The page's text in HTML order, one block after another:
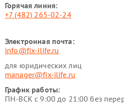
Горячая линия:
+7 (482) 265-02-24
Электронная почта:
info@fix-ilife.ru
для юридических лиц
manager@fix-ilife.ru
График работы:
ПН-ВСК с 9:00 до 21:00 без